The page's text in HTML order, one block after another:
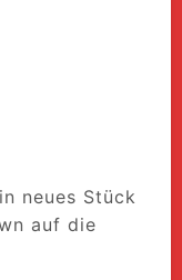
neues Stück
auf die